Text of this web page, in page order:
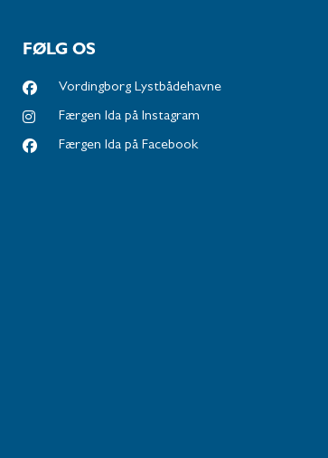
FØLG OS
Vordingborg Lystbådehavne
Færgen Ida på Instagram
Færgen Ida på Facebook